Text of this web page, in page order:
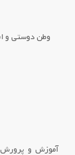
7–وطن دوستی و
آموزش و پرورش